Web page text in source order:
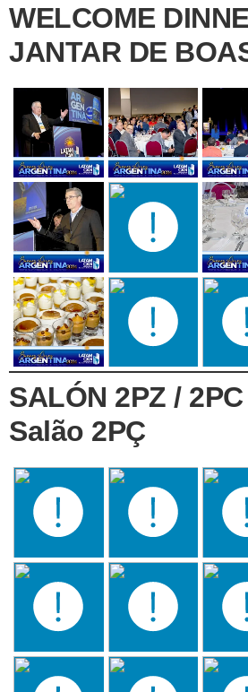
WELCOME
JANTAR DE
SALÓN 2PZ /
Salão 2PÇ